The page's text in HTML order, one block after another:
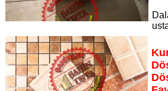
Dekorasyon, zeminlerinizi sanat eseri
kadrosuyla Dalaman bölgesine özel
Sayfaya Git